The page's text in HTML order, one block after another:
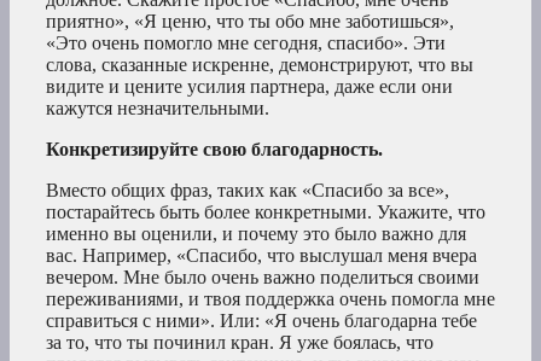
приятно», «Я ценю, что ты обо мне заботишься»,
«Это очень помогло мне сегодня, спасибо». Эти
слова, сказанные искренне, демонстрируют, что вы
видите и цените усилия партнера, даже если они
кажутся незначительными.
Конкретизируйте свою благодарность.
Вместо общих фраз, таких как «Спасибо за все»,
постарайтесь быть более конкретными. Укажите, что
именно вы оценили, и почему это было важно для
вас. Например, «Спасибо, что выслушал меня вчера
вечером. Мне было очень важно поделиться своими
переживаниями, и твоя поддержка очень помогла мне
справиться с ними». Или: «Я очень благодарна тебе
за то, что ты починил кран. Я уже боялась, что